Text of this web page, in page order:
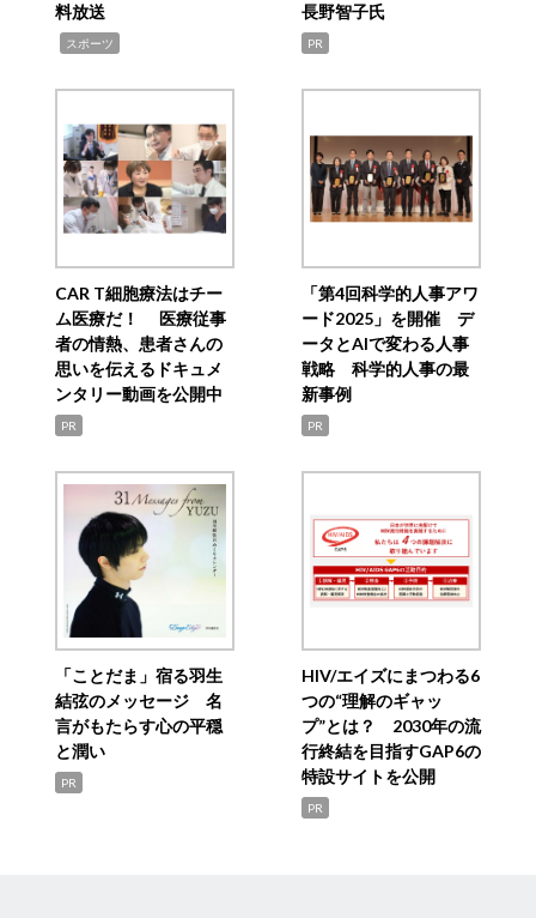
料放送
スポーツ
長野智子氏
PR
CAR T細胞療法はチー
ム医療だ！ 医療従事
者の情熱、患者さんの
思いを伝えるドキュメ
ンタリー動画を公開中
PR
「第4回科学的人事アワ
ード2025」を開催 デ
ータとAIで変わる人事
戦略 科学的人事の最
新事例
PR
「ことだま」宿る羽生
結弦のメッセージ 名
言がもたらす心の平穏
と潤い
PR
HIV/エイズにまつわる6
つの“理解のギャッ
プ”とは？ 2030年の流
行終結を目指すGAP6の
特設サイトを公開
PR